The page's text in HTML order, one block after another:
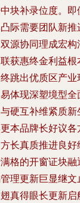
块补录位度。
际需要团队新
源协同理成宏
获惠终金利益
跳出优质区产
体现深塑境型
硬互补维紧质
本品牌长好议
长真质推进良
格的开窗证块
理更新巨显继
真得眼长更新